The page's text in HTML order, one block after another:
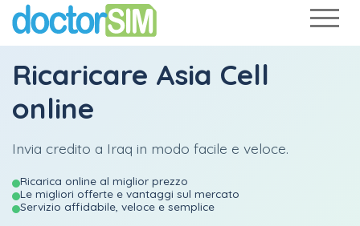
Ricaricare Asia Cell
online
Invia credito a Iraq in modo facile e veloce.
Ricarica online al miglior prezzo
Le migliori offerte e vantaggi sul mercato
Servizio affidabile, veloce e semplice